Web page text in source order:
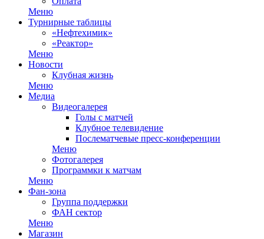
Меню
Турнирные таблицы
«Нефтехимик»
«Реактор»
Меню
Новости
Клубная жизнь
Меню
Медиа
Видеогалерея
Голы с матчей
Клубное телевидение
Послематчевые пресс-конференции
Меню
Фотогалерея
Программки к матчам
Меню
Фан-зона
Группа поддержки
ФАН сектор
Меню
Магазин